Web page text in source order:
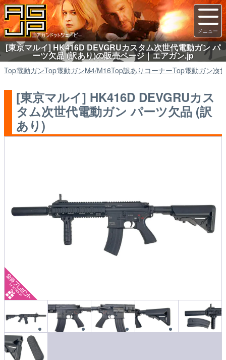
[東京マルイ] HK416D DEVGRUカスタム次世代電動ガン パ
ーツ欠品 (訳あり)の販売ページ｜エアガン.jp
Top電動ガンTop電動ガンM4/M16Top訳ありコーナーTop電動ガン次
[東京マルイ] HK416D DEVGRUカス
タム次世代電動ガン パーツ欠品 (訳
あり)